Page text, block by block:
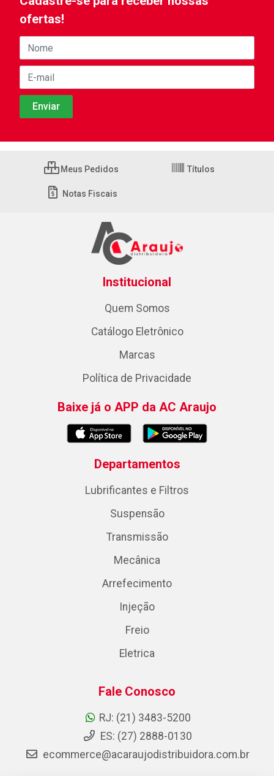
ofertas!
Meus Pedidos Títulos
Notas Fiscais
Institucional
Quem Somos
Catálogo Eletrônico
Marcas
Política de Privacidade
Baixe já o APP da AC Araujo
Departamentos
Lubrificantes e Filtros
Suspensão
Transmissão
Mecânica
Arrefecimento
Injeção
Freio
Eletrica
Fale Conosco
RJ: (21) 3483-5200
ES: (27) 2888-0130
ecommerce@acaraujodistribuidora.com.br